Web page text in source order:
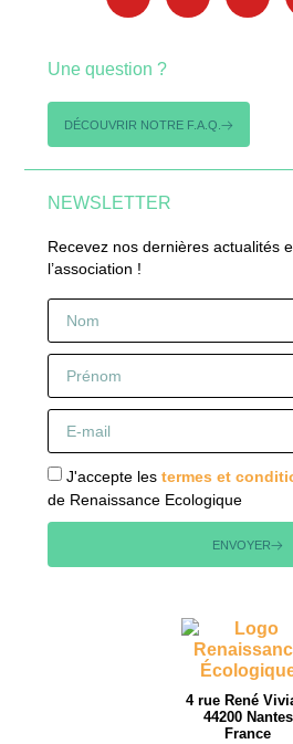
Une question ?
DÉCOUVRIR NOTRE F.A.Q.
NEWSLETTER
Recevez nos dernières actualités
l’association !
J'accepte les termes et
de Renaissance Ecologique
ENVOYER
4 rue René
44200 Nantes
France